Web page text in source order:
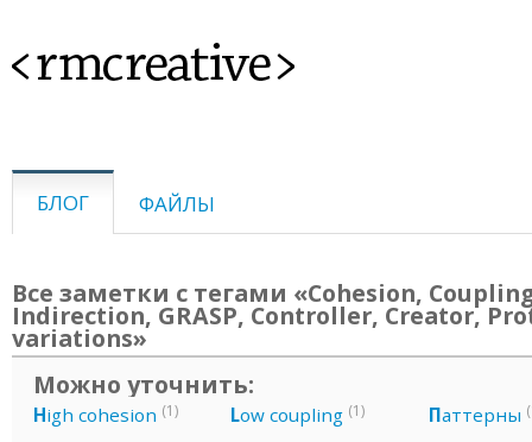
<rmcreative>
БЛОГ ФАЙЛЫ
Все заметки с тегами «Cohesion,
Indirection, GRASP, Controller, Creator,
variations»
Можно уточнить:
High cohesion (1) Low coupling (1) Паттерны